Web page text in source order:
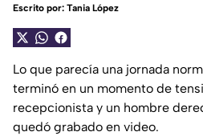
Escrito por: Tania López
Lo que parecía una jornada
terminó en un momento de
recepcionista y un hombre
quedó grabado en video.